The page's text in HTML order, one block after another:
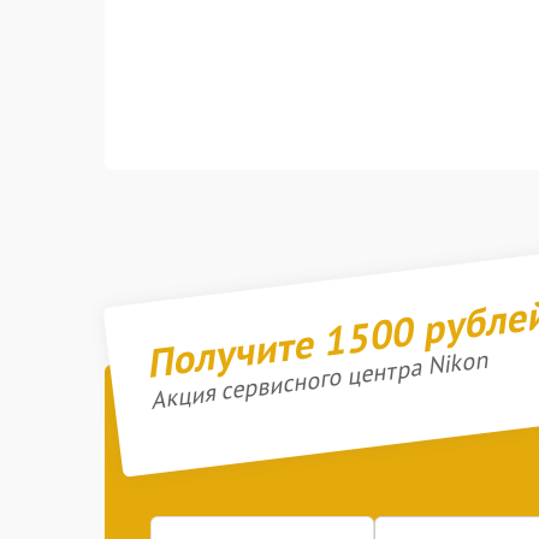
Получите 1500
Акция сервисного центра Nikon